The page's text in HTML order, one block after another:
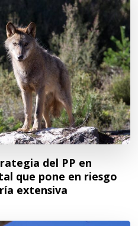
del PP en
que pone en riesgo
extensiva